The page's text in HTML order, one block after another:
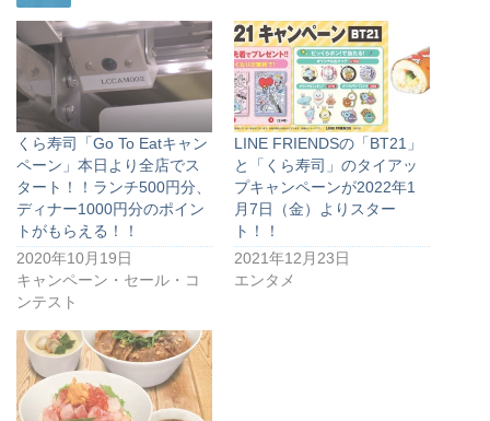
くら寿司「Go To Eatキャン
ペーン」本日より全店でス
タート！！ランチ500円分、
ディナー1000円分のポイン
トがもらえる！！
2020年10月19日
キャンペーン・セール・コ
ンテスト
LINE FRIENDSの「BT21」
と「くら寿司」のタイアッ
プキャンペーンが2022年1
月7日（金）よりスター
ト！！
2021年12月23日
エンタメ